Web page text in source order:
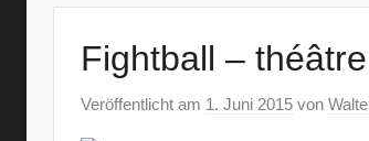
Fightball –
Veröffentlicht am 1. Juni 2015 von